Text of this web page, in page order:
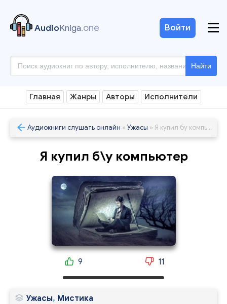
AudioKniga.one
Найти
Войти
Главная Жанры Авторы Исполнители
Аудиокниги слушать онлайн » Ужасы » Я купил бу компьютер
Я купил б\у компьютер
9 11
Ужасы, Мистика